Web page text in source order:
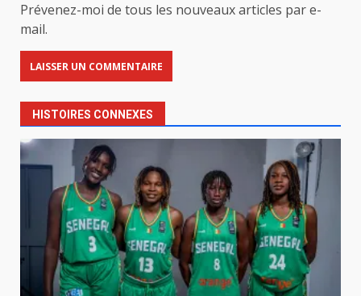
Prévenez-moi de tous les nouveaux articles par e-
mail.
HISTOIRES CONNEXES